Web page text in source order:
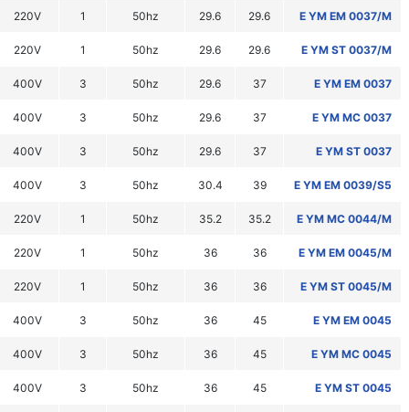
E YM EM 0037/M
29.6
29.6
50hz
1
220V
E YM ST 0037/M
29.6
29.6
50hz
1
220V
E YM EM 0037
37
29.6
50hz
3
400V
E YM MC 0037
37
29.6
50hz
3
400V
E YM ST 0037
37
29.6
50hz
3
400V
E YM EM 0039/S5
39
30.4
50hz
3
400V
E YM MC 0044/M
35.2
35.2
50hz
1
220V
E YM EM 0045/M
36
36
50hz
1
220V
E YM ST 0045/M
36
36
50hz
1
220V
E YM EM 0045
45
36
50hz
3
400V
E YM MC 0045
45
36
50hz
3
400V
E YM ST 0045
45
36
50hz
3
400V